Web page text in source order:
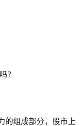
？
的组成部分，股市上